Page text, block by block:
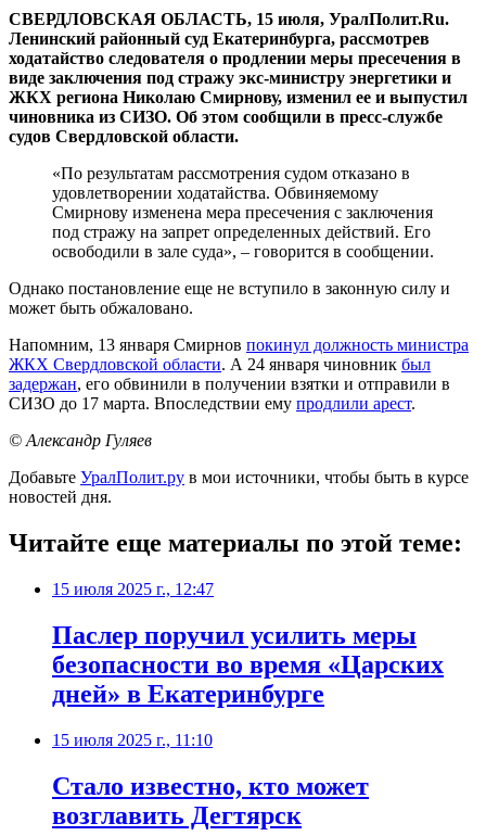
СВЕРДЛОВСКАЯ ОБЛАСТЬ, 15 июля, УралПолит.Ru.
Ленинский районный суд Екатеринбурга, рассмотрев
ходатайство следователя о продлении меры пресечения в
виде заключения под стражу экс-министру энергетики и
ЖКХ региона Николаю Смирнову, изменил ее и выпустил
чиновника из СИЗО. Об этом сообщили в пресс-службе
судов Свердловской области.
«По результатам рассмотрения судом отказано в
удовлетворении ходатайства. Обвиняемому
Смирнову изменена мера пресечения с заключения
под стражу на запрет определенных действий. Его
освободили в зале суда», – говорится в сообщении.
Однако постановление еще не вступило в законную силу и
может быть обжаловано.
Напомним, 13 января Смирнов покинул должность министра
ЖКХ Свердловской области. А 24 января чиновник был
задержан, его обвинили в получении взятки и отправили в
СИЗО до 17 марта. Впоследствии ему продлили арест.
© Александр Гуляев
Добавьте УралПолит.ру в мои источники, чтобы быть в курсе
новостей дня.
Читайте еще материалы по этой теме:
15 июля 2025 г., 12:47
Паслер поручил усилить меры
безопасности во время «Царских
дней» в Екатеринбурге
15 июля 2025 г., 11:10
Стало известно, кто может
возглавить Дегтярск